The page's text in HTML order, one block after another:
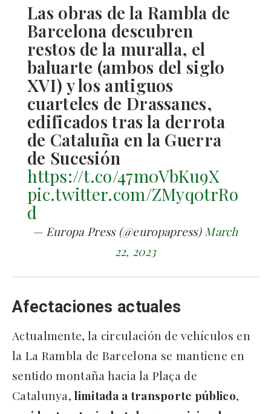
Las obras de la Rambla de
Barcelona descubren
restos de la muralla, el
baluarte (ambos del siglo
XVI) y los antiguos
cuarteles de Drassanes,
edificados tras la derrota
de Cataluña en la Guerra
de Sucesión
https://t.co/47m0VbKu9X
pic.twitter.com/ZMyq0trRo
d
— Europa Press (@europapress) March
22, 2023
Afectaciones actuales
Actualmente, la circulación de vehículos en
la La Rambla de Barcelona se mantiene en
sentido montaña hacia la Plaça de
Catalunya, limitada a transporte público,